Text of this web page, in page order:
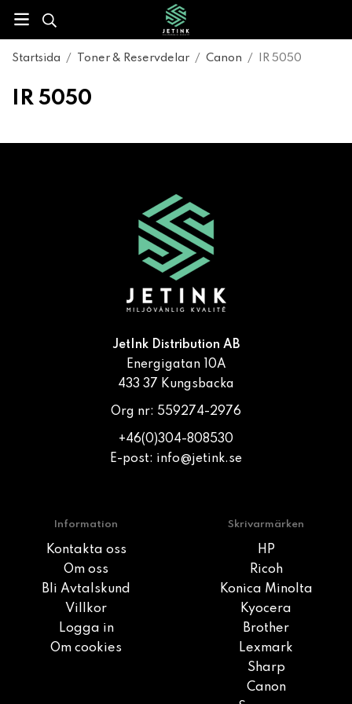
Startsida / Toner & Reservdelar / Canon / IR 5050
IR 5050
JetInk Distribution AB
Energigatan 10A
433 37 Kungsbacka
Org nr: 559274-2976
+46(0)304-808530
E-post: info@jetink.se
Information
Kontakta oss
Om oss
Bli Avtalskund
Villkor
Logga in
Om cookies
Skrivarmärken
HP
Ricoh
Konica Minolta
Kyocera
Brother
Lexmark
Sharp
Canon